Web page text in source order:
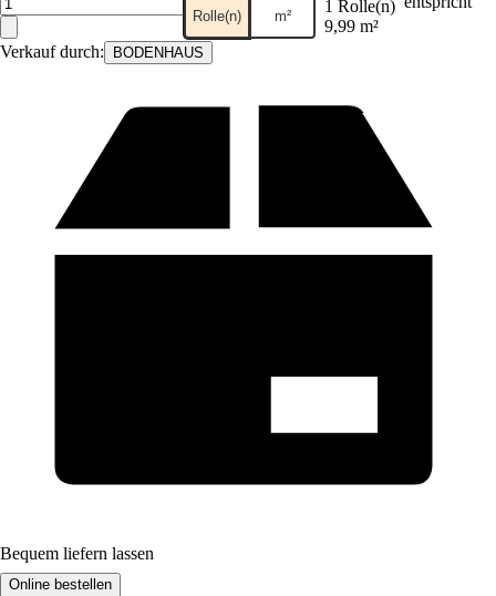
Verkauf durch: BODENHAUS
Rolle(n) m² 1 Rolle(n)
9,99 m²
Bequem liefern lassen
Online bestellen